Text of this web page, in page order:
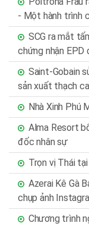
- Một hành trình
SCG ra mắt
chứng nhận EPD
Saint-Gobain
sản xuất thạch
Nhà Xinh Phú
Alma Resort
đốc nhân sự
Trọn vị Thái
Azerai Kê Gà
chụp ảnh
Chương trình